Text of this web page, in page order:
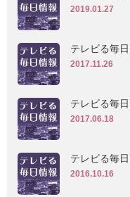
2019.01.27
テレビる毎
2017.11.26
テレビる毎
2017.06.18
テレビる毎
2016.10.16